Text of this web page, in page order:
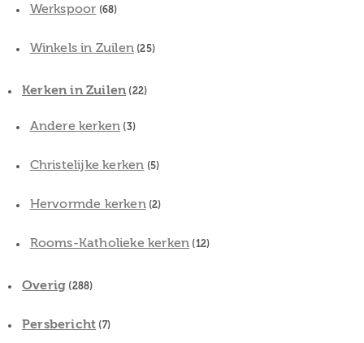
Werkspoor (68)
Winkels in Zuilen (25)
Kerken in Zuilen (22)
Andere kerken (3)
Christelijke kerken (5)
Hervormde kerken(2)
Rooms-Katholieke kerken (12)
Overig (288)
Persbericht (7)